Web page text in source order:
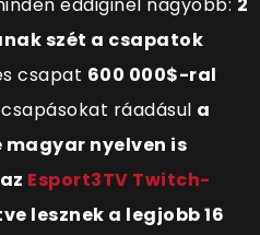
szét a csapatok
csapat 600 000$-ral
ráadásul a
nyelven is
Esport3TV Twitch-
lesznek a legjobb 16